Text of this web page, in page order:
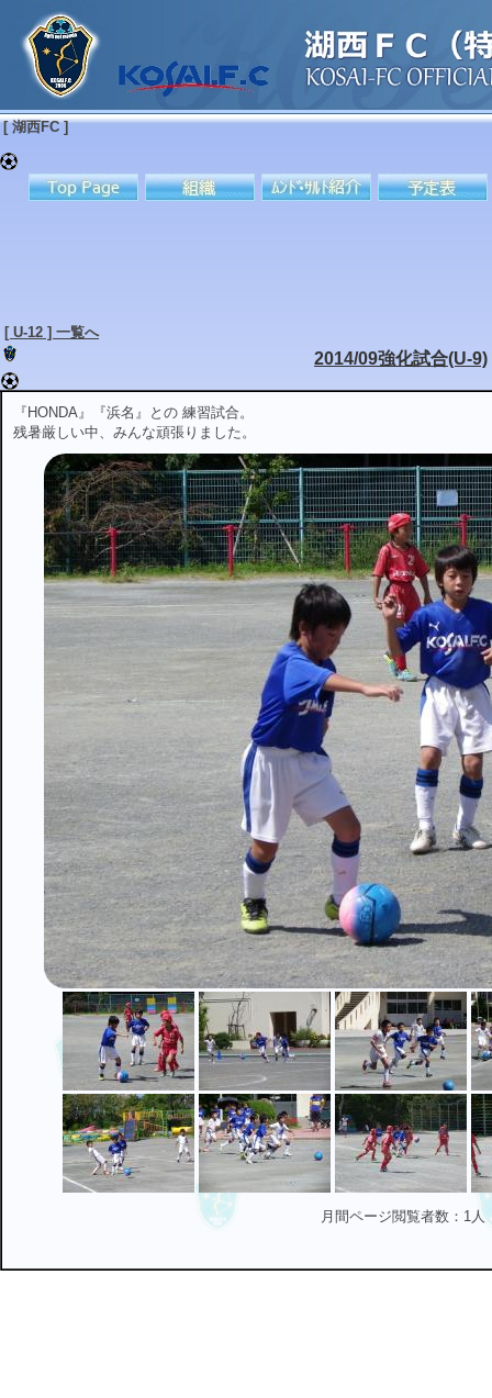
[ 湖西FC ]
[ U-12 ] 一覧へ
2014/09強化試合(U-9)
『HONDA』『浜名』との 練習試合。
残暑厳しい中、みんな頑張りました。
月間ページ閲覧者数：1人